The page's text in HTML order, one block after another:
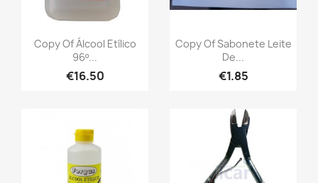
Copy Of Álcool Etílico
96º...
€16.50
Copy Of Sabonete Leite
De...
€1.85